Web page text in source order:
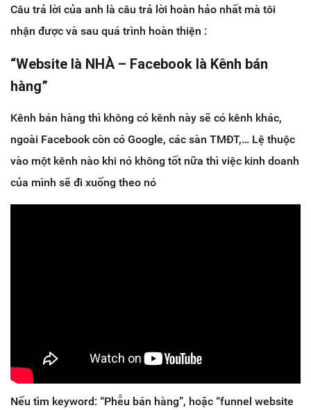
Câu trả lời của anh là câu trả lời hoàn hảo nhất mà tôi
nhận được và sau quá trình hoàn thiện :
“Website là NHÀ – Facebook là Kênh bán
hàng”
Kênh bán hàng thì không có kênh này sẽ có kênh khác,
ngoài Facebook còn có Google, các sàn TMĐT,… Lệ thuộc
vào một kênh nào khi nó không tốt nữa thì việc kinh doanh
của mình sẽ đi xuống theo nó
Nếu tìm keyword: “Phễu bán hàng”, hoặc “funnel website